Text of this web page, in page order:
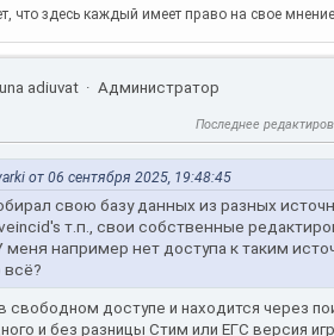
что здесь каждый имеет право на свое
adiuvat Администратор
Последнее
от 06 сентября 2025, 19:48:45
свою базу данных из разных
т.п., свои собственные
например нет доступа к таким
всё?
свободном доступе и находится через
и без разницы Стим или ЕГС версия